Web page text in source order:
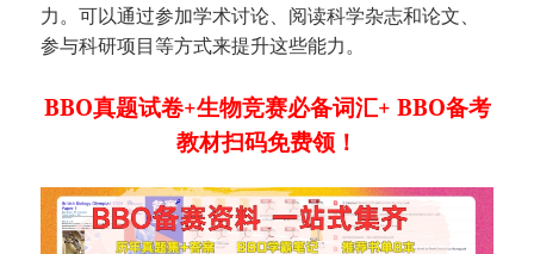
力。可以通过参加学术讨论、阅读科学杂志和论文、
参与科研项目等方式来提升这些能力。
BBO真题试卷+生物竞赛必备词汇+ BBO备考
教材扫码免费领！